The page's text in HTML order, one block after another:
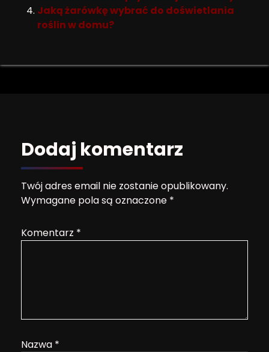
Jaką żarówkę wybrać do doświetlania
roślin w domu?
Dodaj komentarz
Twój adres email nie zostanie opublikowany.
Wymagane pola są oznaczone *
Komentarz *
Nazwa *